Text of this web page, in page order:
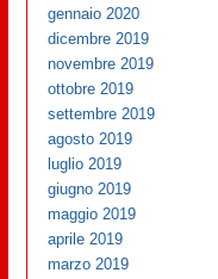
gennaio 2020
dicembre 2019
novembre 2019
ottobre 2019
settembre 2019
agosto 2019
luglio 2019
giugno 2019
maggio 2019
aprile 2019
marzo 2019